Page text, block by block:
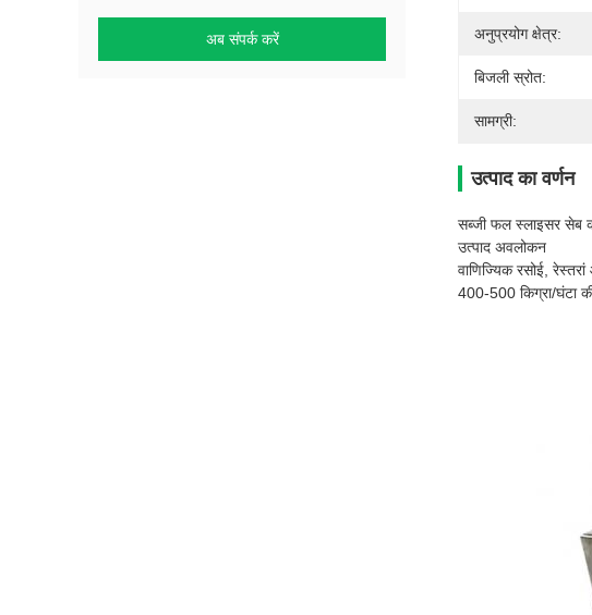
अब संपर्क करें अनुप्रयोग क्षेत्र:
बिजली स्रोत:
सामग्री:
उत्पाद का वर्णन
सब्जी फल स्लाइसर सेब
उत्पाद अवलोकन
वाणिज्यिक रसोई,
400-500 किग्रा/घंटा